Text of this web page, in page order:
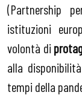
(Partnership
istituzioni
volontà di
alla
tempi della